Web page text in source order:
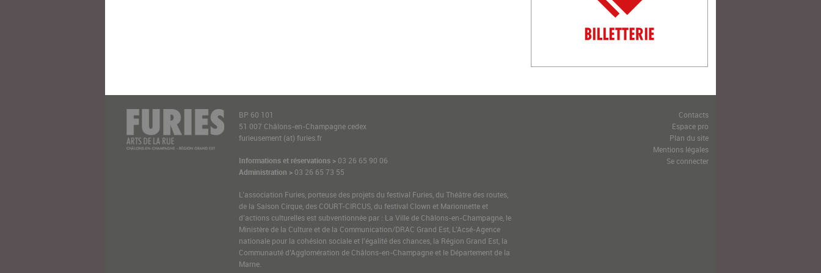
BP 60 101
51 007 Châlons-en-Champagne cedex
furieusement (at) furies.fr
Informations et réservations > 03 26 65 90 06
Administration > 03 26 65 73 55
L’association Furies, porteuse des projets du festival Furies, du Théâtre des routes,
de la Saison Cirque, des COURT-CIRCUS, du festival Clown et Marionnette et
d’actions culturelles est subventionnée par : La Ville de Châlons-en-Champagne, le
Ministère de la Culture et de la Communication/DRAC Grand Est, L’Acsé-Agence
nationale pour la cohésion sociale et l’égalité des chances, la Région Grand Est, la
Communauté d’Agglomération de Châlons-en-Champagne et le Département de la
Marne.
Contacts
Espace pro
Plan du site
Mentions légales
Se connecter